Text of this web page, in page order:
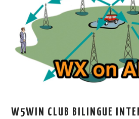
W5WIN CLUB BILINGUE